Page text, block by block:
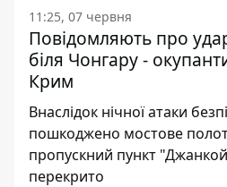
11:25, 07 червня
Повідомляють про
біля Чонгару -
Крим
Внаслідок нічної атаки
пошкоджено мостове
пропускний пункт
перекрито